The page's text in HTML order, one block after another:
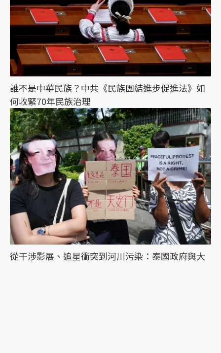
誰不是中華民族？中共《民族團結進步促進法》如
何收緊70年民族治理
從干涉影展、追星衝突到河川污染：泰國政府與大